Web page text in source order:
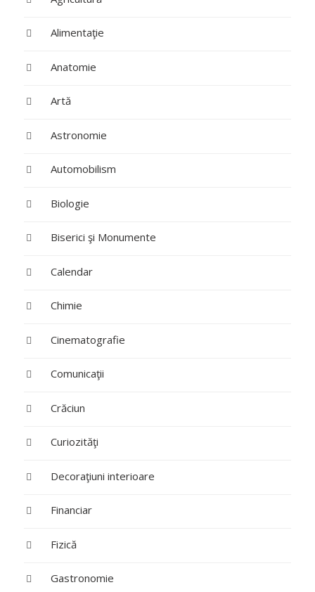
Alimentaţie
Anatomie
Artă
Astronomie
Automobilism
Biologie
Biserici şi Monumente
Calendar
Chimie
Cinematografie
Comunicaţii
Crăciun
Curiozităţi
Decoraţiuni interioare
Financiar
Fizică
Gastronomie